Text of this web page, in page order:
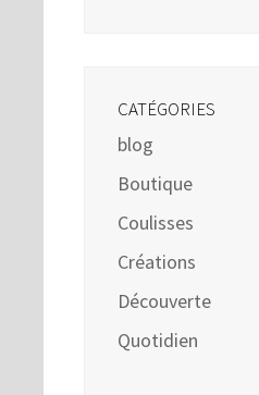
CATÉGORIES
blog
Boutique
Coulisses
Créations
Découverte
Quotidien